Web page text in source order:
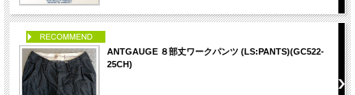
ANTGAUGE ８部丈ワークパンツ (LS:PANTS)(GC522-
25CH)